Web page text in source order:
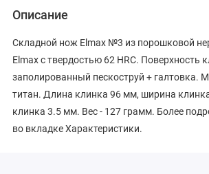
Описание
Складной нож Elmax №3 из порошковой
Elmax с твердостью 62 HRC. Поверхность
заполированный пескоструй + галтовка.
титан. Длина клинка 96 мм, ширина
клинка 3.5 мм. Вес - 127 грамм. Более
во вкладке Характеристики.